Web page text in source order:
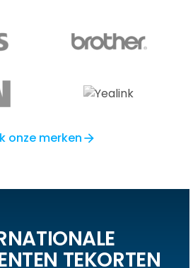
onze merkenarrow_forward
TEKORTEN